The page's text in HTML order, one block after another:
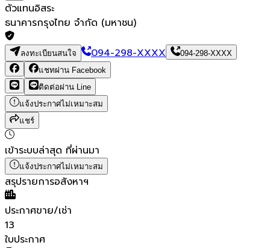
ตัวแทนอิสระ
ธนาคารกรุงไทย จำกัด (มหาชน)
ลงทะเบียนสนใจ 094-298-XXXX
094-298-XXXX
แชทผ่าน Facebook
ติดต่อผ่าน Line
แจ้งประกาศไม่เหมาะสม
แชร์
เข้าระบบล่าสุด ที่ผ่านมา
แจ้งประกาศไม่เหมาะสม
สรุปรายการอสังหาฯ
ประกาศขาย/เช่า
13
ใบประกาศ